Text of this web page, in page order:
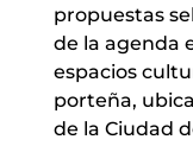
propuestas
de la agenda
espacios
porteña,
de la Ciudad